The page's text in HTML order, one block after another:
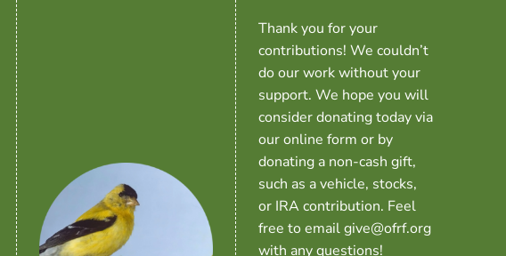
Thank you for your
contributions! We couldn’t
do our work without your
support. We hope you will
consider donating today via
our online form or by
donating a non-cash gift,
such as a vehicle, stocks,
or IRA contribution. Feel
free to email give@ofrf.org
with any questions!